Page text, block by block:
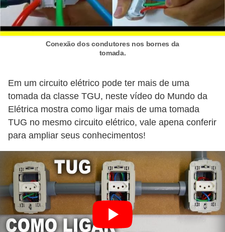
Conexão dos condutores nos bornes da
tomada.
Em um circuito elétrico pode ter mais de uma
tomada da classe TGU, neste vídeo do Mundo da
Elétrica mostra como ligar mais de uma tomada
TUG no mesmo circuito elétrico, vale apena conferir
para ampliar seus conhecimentos!
r
u
m
t
o
s
d
e
m
e
d
i
ç